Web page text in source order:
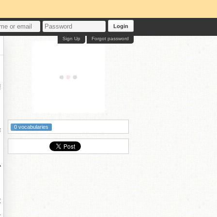
Login
Forgot password
Sign Up
0 vocabularies